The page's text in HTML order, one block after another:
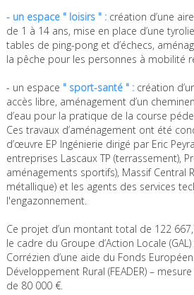
- un espace " loisirs " :création d’une
de 1 à 14 ans, mise en place d’une
tables de ping-pong et d’échecs,
la pêche pour les personnes à mobilité
- un espace " sport-santé " :création
accès libre, aménagement d’un
d’eau pour la pratique de la course
Ces travaux d’aménagement ont été
d’œuvre EP Ingénierie dirigé par Eric
entreprises Lascaux TP (terrassement),
aménagements sportifs), Massif Central
métallique) et les agents des services
l'engazonnement.
Ce projet d’un montant total de 122
le cadre du Groupe d’Action Locale
Corrézien d’une aide du Fonds
Développement Rural (FEADER) –
de 80 000 €.